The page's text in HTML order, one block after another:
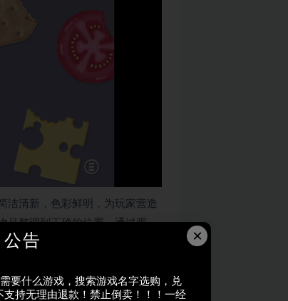
洁清新，色彩鲜明，为玩家营造
品整理到正确的位置，通过观
×
公告
要什么游戏，搜索游戏名字选购，兑
持无理由退款！禁止倒卖！！！一经